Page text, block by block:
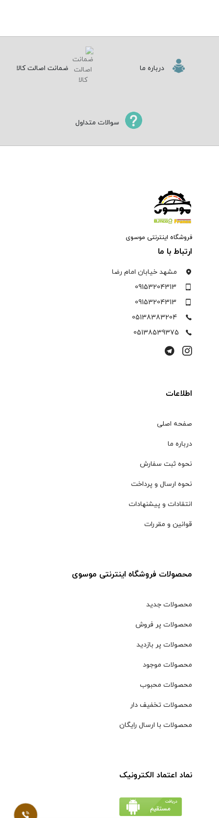
درباره ما ضمانت اصالت کالا
سوالات متداول
فروشگاه اینترنتی موسوی
ارتباط با ما
مشهد خیابان امام رضا
09153204313
09153204313
05138383204
05138539375
اطلاعات
صفحه اصلی
درباره ما
نحوه ثبت سفارش
نحوه ارسال و پرداخت
انتقادات و پیشنهادات
قوانین و مقررات
محصولات فروشگاه اینترنتی موسوی
محصولات جدید
محصولات پر فروش
محصولات پر بازدید
محصولات موجود
محصولات محبوب
محصولات تخفیف دار
محصولات با ارسال رایگان
نماد اعتماد الکترونیک